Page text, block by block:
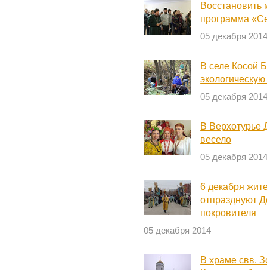
Восстановить
программа
05 декабря
В селе Косой
05 декабря
В Верхотурье
весело
05 декабря
6 декабря
отпразднуют
покровителя
05 декабря 2014
В храме свв.